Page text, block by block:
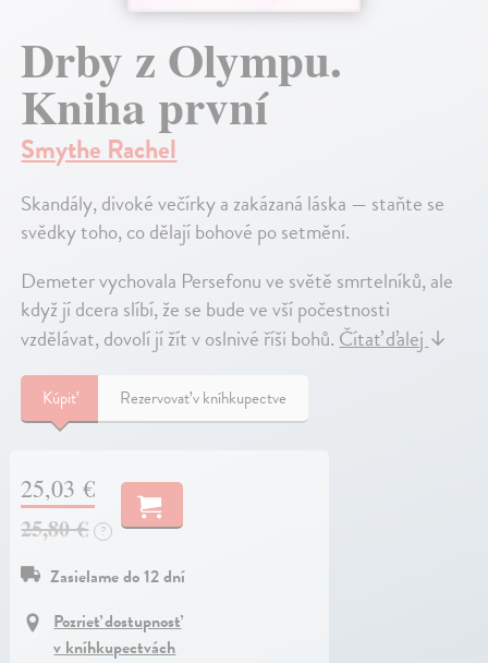
Drby z Olympu.
Kniha první
Smythe Rachel
Skandály, divoké večírky a zakázaná láska — staňte se
svědky toho, co dělají bohové po setmění.
Demeter vychovala Persefonu ve světě smrtelníků, ale
když jí dcera slíbí, že se bude ve vší počestnosti
vzdělávat, dovolí jí žít v oslnivé říši bohů.Čítať ďalej↓
Kúpiť Rezervovať v kníhkupectve
25,03 €
25,80 €
?
Zasielame do 12 dní
Pozrieť dostupnosť
v kníhkupectvách